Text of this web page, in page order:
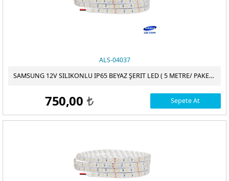
ALS-04037
SAMSUNG 12V SILIKONLU IP65 BEYAZ ŞERIT LED ( 5 METRE/ PAKET )
750,00 t Sepete At